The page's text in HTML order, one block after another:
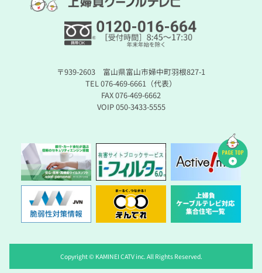
〒939-2603 富山県富山市婦中町羽根827-1
TEL 076-469-6661（代表）
FAX 076-469-6662
VOIP 050-3433-5555
Copyright © KAMINEI CATV inc. All Rights Reserved.